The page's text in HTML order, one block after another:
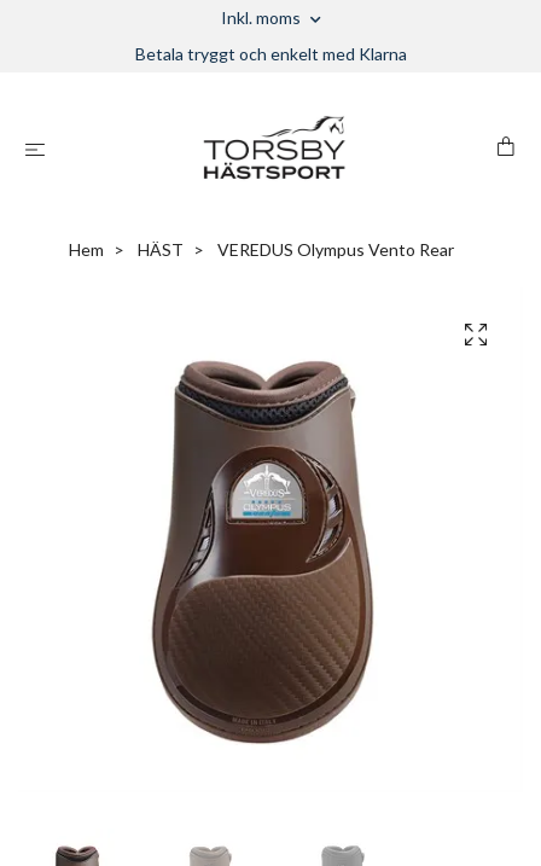
Inkl. moms
Betala tryggt och enkelt med Klarna
Hem HÄST VEREDUS Olympus Vento Rear